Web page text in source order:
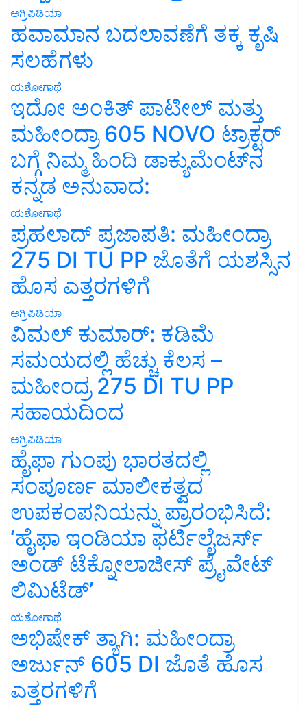
ಅಗ್ರಿಪಿಡಿಯಾ
ಹವಾಮಾನ ಬದಲಾವಣೆಗೆ ತಕ್ಕ ಕೃಷಿ
ಸಲಹೆಗಳು
ಯಶೋಗಾಥೆ
ಇದೋ ಅಂಕಿತ್ ಪಾಟೀಲ್ ಮತ್ತು
ಮಹೀಂದ್ರಾ 605 NOVO ಟ್ರಾಕ್ಟರ್
ಬಗ್ಗೆ ನಿಮ್ಮ ಹಿಂದಿ ಡಾಕ್ಯುಮೆಂಟ್‌ನ
ಕನ್ನಡ ಅನುವಾದ:
ಯಶೋಗಾಥೆ
ಪ್ರಹಲಾದ್ ಪ್ರಜಾಪತಿ: ಮಹೀಂದ್ರಾ
275 DI TU PP ಜೊತೆಗೆ ಯಶಸ್ಸಿನ
ಹೊಸ ಎತ್ತರಗಳಿಗೆ
ಅಗ್ರಿಪಿಡಿಯಾ
ವಿಮಲ್ ಕುಮಾರ್: ಕಡಿಮೆ
ಸಮಯದಲ್ಲಿ ಹೆಚ್ಚು ಕೆಲಸ –
ಮಹೀಂದ್ರ 275 DI TU PP
ಸಹಾಯದಿಂದ
ಅಗ್ರಿಪಿಡಿಯಾ
ಹೈಫಾ ಗುಂಪು ಭಾರತದಲ್ಲಿ
ಸಂಪೂರ್ಣ ಮಾಲೀಕತ್ವದ
ಉಪಕಂಪನಿಯನ್ನು ಪ್ರಾರಂಭಿಸಿದೆ:
‘ಹೈಫಾ ಇಂಡಿಯಾ ಫರ್ಟಿಲೈಜರ್ಸ್
ಅಂಡ್ ಟೆಕ್ನೋಲಾಜೀಸ್ ಪ್ರೈವೇಟ್
ಲಿಮಿಟೆಡ್’
ಯಶೋಗಾಥೆ
ಅಭಿಷೇಕ್ ತ್ಯಾಗಿ: ಮಹೀಂದ್ರಾ
ಅರ್ಜುನ್ 605 DI ಜೊತೆ ಹೊಸ
ಎತ್ತರಗಳಿಗೆ